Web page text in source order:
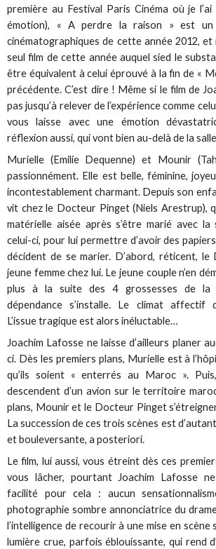
première au Festival Paris Cinéma où je
émotion), « A perdre la raison » est un
cinématographiques de cette année 2012, et
seul film de cette année auquel sied le
être équivalent à celui éprouvé à la fin de «
précédente. C’est dire ! Même si le film de
pas jusqu’à relever de l’expérience comme
vous laisse avec une émotion
réflexion aussi, qui vont bien au-delà de la
Murielle (Emilie Dequenne) et Mounir
passionnément. Elle est belle, féminine,
incontestablement charmant. Depuis son
vit chez le Docteur Pinget (Niels Arestrup),
matérielle aisée après s’être marié avec
celui-ci, pour lui permettre d’avoir des
décident de se marier. D’abord, réticent, le
jeune femme chez lui. Le jeune couple n’en
plus à la suite des 4 grossesses de la
dépendance s’installe. Le climat affectif
L’issue tragique est alors inéluctable…
Joachim Lafosse ne laisse d’ailleurs planer
ci. Dès les premiers plans, Murielle est à
qu’ils soient « enterrés au Maroc ».
descendent d’un avion sur le territoire
plans, Mounir et le Docteur Pinget
La succession de ces trois scènes est
et bouleversante, a posteriori.
Le film, lui aussi, vous étreint dès ces
vous lâcher, pourtant Joachim Lafosse
facilité pour cela : aucun
photographie sombre annonciatrice du
l’intelligence de recourir à une mise en scène
lumière crue, parfois éblouissante, qui rend